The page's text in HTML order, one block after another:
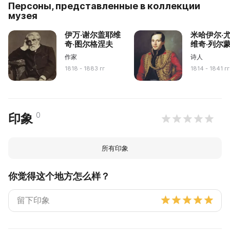
Персоны, представленные в коллекции
музея
伊万·谢尔盖耶维
奇·图尔格涅夫
作家
1818 - 1883 гг
米哈伊尔·
维奇·列尔
诗人
1814 - 1841 гг
印象 0
所有印象
你觉得这个地方怎么样？